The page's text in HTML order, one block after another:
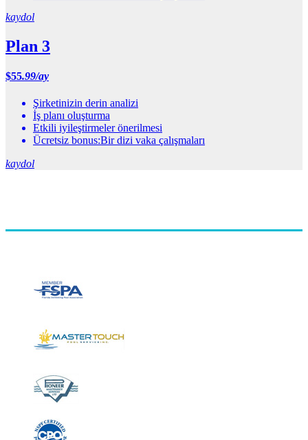
kaydol
Plan 3
$55.99/ay
Şirketinizin derin analizi
İş planı oluşturma
Etkili iyileştirmeler önerilmesi
Ücretsiz bonus:Bir dizi vaka çalışmaları
kaydol